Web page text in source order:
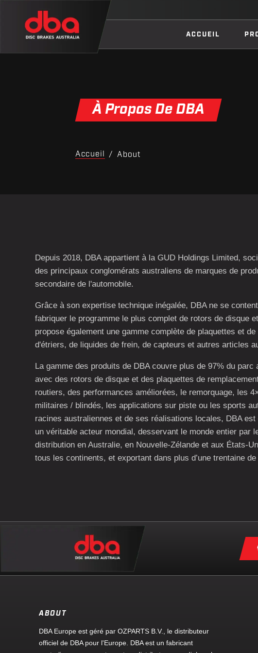
ACCUEIL
À Propos De DBA
Accueil / About
Depuis 2018, DBA appartient à la GUD Holdings Limited,
des principaux conglomérats australiens de marques de
secondaire de l'automobile.
Grâce à son expertise technique inégalée, DBA ne se
fabriquer le programme le plus complet de rotors de disque
propose également une gamme complète de plaquettes et
d'étriers, de liquides de frein, de capteurs et autres articles
La gamme des produits de DBA couvre plus de 97% du parc
avec des rotors de disque et des plaquettes de
routiers, des performances améliorées, le remorquage, les
militaires / blindés, les applications sur piste ou les sports
racines australiennes et de ses réalisations locales, DBA
un véritable acteur mondial, desservant le monde entier par
distribution en Australie, en Nouvelle-Zélande et aux États-
tous les continents, et exportant dans plus d’une trentaine
ABOUT
DBA Europe est géré par OZPARTS B.V., le distributeur
officiel de DBA pour l'Europe. DBA est un fabricant